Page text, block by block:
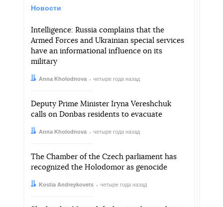
Новости
Intelligence: Russia complains that the
Armed Forces and Ukrainian special services
have an informational influence on its
military
Автор:
Anna Kholodnova
Дата: четыре года назад
Deputy Prime Minister Iryna Vereshchuk
calls on Donbas residents to evacuate
Автор:
Anna Kholodnova
Дата: четыре года назад
The Chamber of the Czech parliament has
recognized the Holodomor as genocide
Автор:Kostia Andreykovets
Дата: четыре года назад